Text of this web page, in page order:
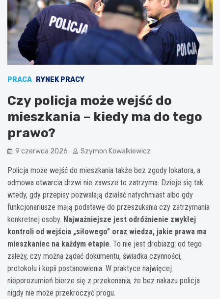
PRACA RYNEK PRACY
Czy policja może wejść do
mieszkania – kiedy ma do tego
prawo?
9 czerwca 2026 Szymon Kowalkiewicz
Policja może wejść do mieszkania także bez zgody lokatora, a
odmowa otwarcia drzwi nie zawsze to zatrzyma. Dzieje się tak
wtedy, gdy przepisy pozwalają działać natychmiast albo gdy
funkcjonariusze mają podstawę do przeszukania czy zatrzymania
konkretnej osoby. Najważniejsze jest odróżnienie zwykłej
kontroli od wejścia „siłowego” oraz wiedza, jakie prawa ma
mieszkaniec na każdym etapie. To nie jest drobiazg: od tego
zależy, czy można żądać dokumentu, świadka czynności,
protokołu i kopii postanowienia. W praktyce najwięcej
nieporozumień bierze się z przekonania, że bez nakazu policja
nigdy nie może przekroczyć progu.